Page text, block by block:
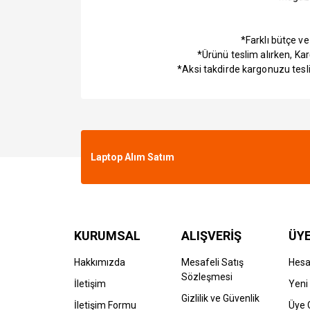
*Farklı bütçe
*Ürünü teslim alırken,
*Aksi takdirde kargonuzu
Laptop Alım Satım
KURUMSAL
Hakkımızda
İletişim
İletişim Formu
ALIŞVERİŞ
Mesafeli Satış
Sözleşmesi
Gizlilik ve Güvenlik
Yeni
Üye